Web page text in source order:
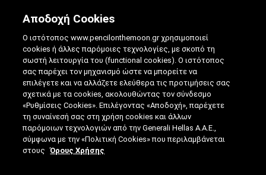
GARDEN APPS: ΚΗΠΟΥΡΙΚΉ ΜΕ ΤΟ
SMARTPHONE ΣΤΟ ΧΈΡΙ
19.05.2020|5 ΛΕΠΤΑ ΑΝΑΓΝΩΣΗΣ|
ΑΠΟ: ΓΙΆΝΝΗΣ ΓΟΡΑΝΊΤΗΣ
Αποδοχή Cookies
Ο ιστότοπος www.pencilonthemoon.gr χρησιμοποιεί
cookies ή άλλες παρόμοιες τεχνολογίες, με σκοπό τη
σωστή λειτουργία του (functional cookies). Ο ιστότοπος
σας παρέχει τον μηχανισμό ώστε να μπορείτε να
επιλέγετε και να αλλάζετε ελεύθερα τις προτιμήσεις σας
σχετικά με τα cookies, ακολουθώντας τον σύνδεσμο
«Ρυθμίσεις Cookies». Επιλέγοντας «Αποδοχή», παρέχετε
τη συναίνεσή σας στη χρήση cookies και άλλων
παρόμοιων τεχνολογιών από την Generali Hellas A.A.E.,
σύμφωνα με την «Πολιτική Cookies» που περιλαμβάνεται
στους
Όρους Χρήσης